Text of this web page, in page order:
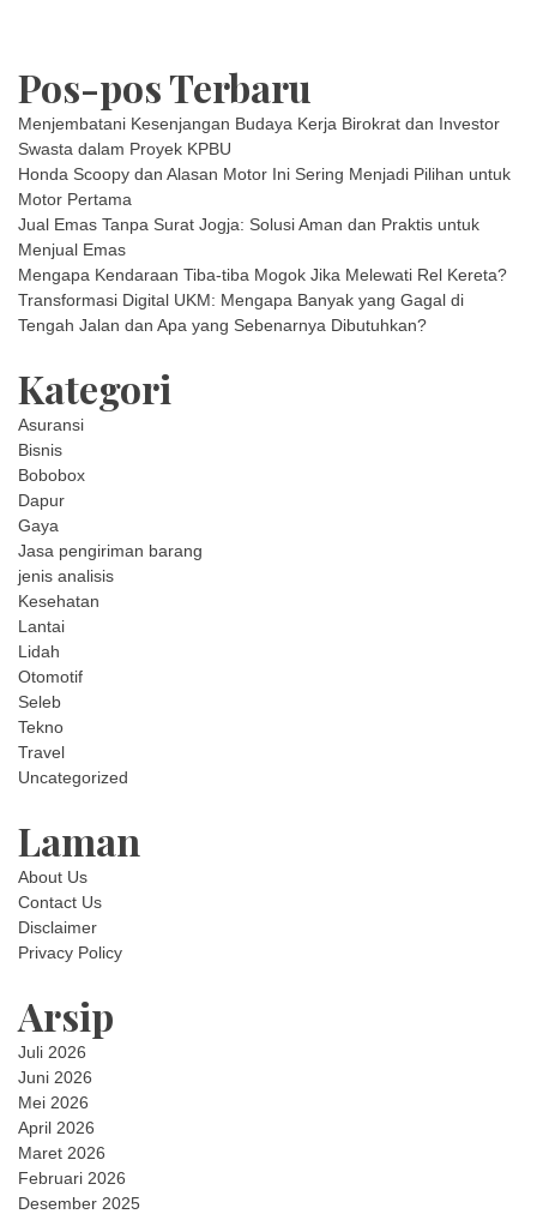
Pos-pos Terbaru
Menjembatani Kesenjangan Budaya Kerja Birokrat dan Investor
Swasta dalam Proyek KPBU
Honda Scoopy dan Alasan Motor Ini Sering Menjadi Pilihan untuk
Motor Pertama
Jual Emas Tanpa Surat Jogja: Solusi Aman dan Praktis untuk
Menjual Emas
Mengapa Kendaraan Tiba-tiba Mogok Jika Melewati Rel Kereta?
Transformasi Digital UKM: Mengapa Banyak yang Gagal di
Tengah Jalan dan Apa yang Sebenarnya Dibutuhkan?
Kategori
Asuransi
Bisnis
Bobobox
Dapur
Gaya
Jasa pengiriman barang
jenis analisis
Kesehatan
Lantai
Lidah
Otomotif
Seleb
Tekno
Travel
Uncategorized
Laman
About Us
Contact Us
Disclaimer
Privacy Policy
Arsip
Juli 2026
Juni 2026
Mei 2026
April 2026
Maret 2026
Februari 2026
Desember 2025